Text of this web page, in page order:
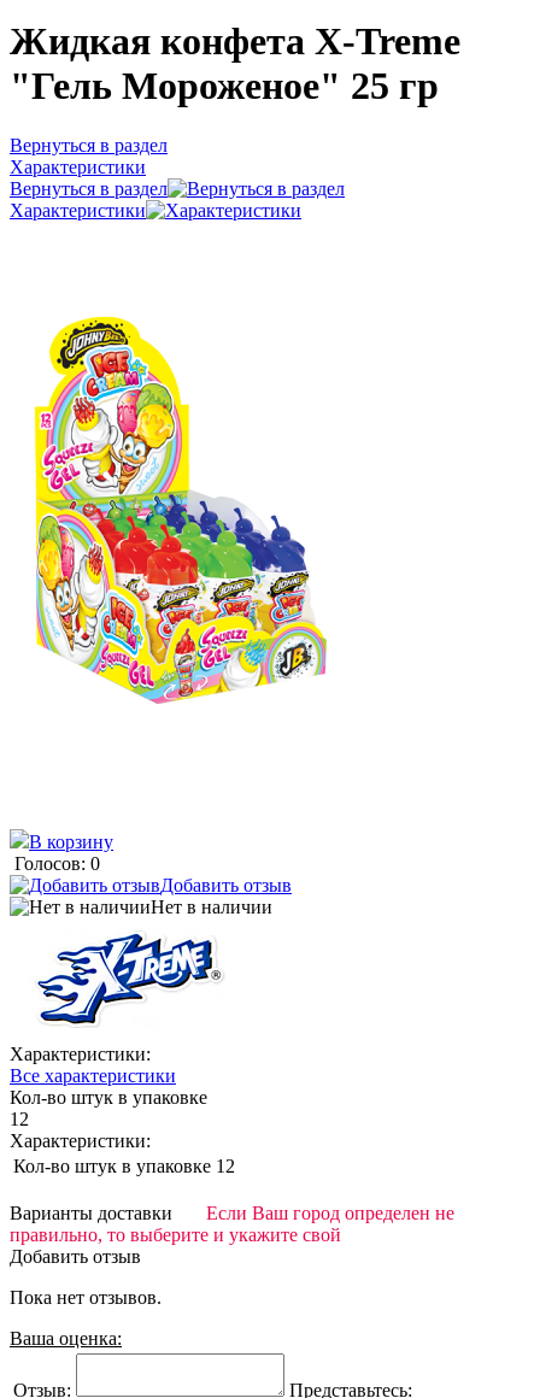
Жидкая конфета X-Treme
"Гель Мороженое" 25 гр
Вернуться в раздел
Характеристики
Вернуться в раздел
Характеристики
В корзину
Голосов: 0
Добавить отзыв
Нет в наличии
Характеристики:
Все характеристики
Кол-во штук в упаковке
12
Характеристики:
Кол-во штук в упаковке 12
Варианты доставки
Если Ваш город определен не
правильно, то выберите и укажите свой
Добавить отзыв
Пока нет отзывов.
Ваша оценка:
Отзыв: Представьтесь: